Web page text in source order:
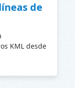
de
KML desde